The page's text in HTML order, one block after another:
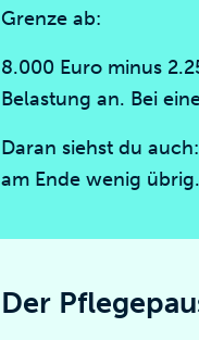
Grenze ab:
8.000 Euro minus
Belastung an. Bei
Daran siehst du
am Ende wenig
Der